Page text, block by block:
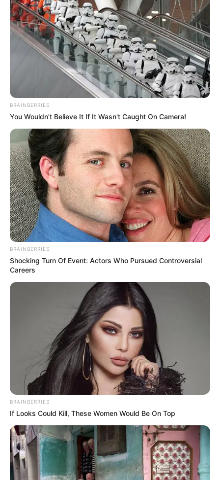
BRAINBERRIES
You Wouldn't Believe It If It Wasn't Caught On Camera!
BRAINBERRIES
Shocking Turn Of Event: Actors Who Pursued Controversial
Careers
BRAINBERRIES
If Looks Could Kill, These Women Would Be On Top